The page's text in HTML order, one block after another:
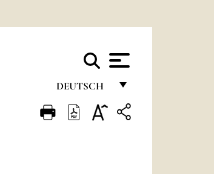
DEUTSCH
FRANÇAIS